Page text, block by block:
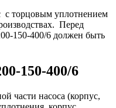
с торцовым уплотнением
Перед
150-400/6 должен быть
150-400/6
части насоса (корпус,